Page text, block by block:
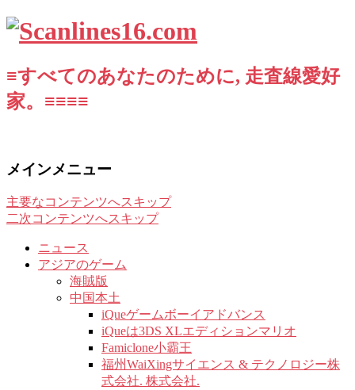
≡すべてのあなたのために, 走査線愛好
家。≡≡≡≡
メインメニュー
主要なコンテンツへスキップ
二次コンテンツへスキップ
ニュース
アジアのゲーム
海賊版
中国本土
iQueゲームボーイアドバンス
iQueは3DS XLエディションマリオ
Famiclone小霸王
福州WaiXingサイエンス & テクノロジー株
式会社. 株式会社.